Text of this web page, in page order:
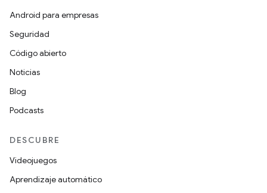
Android para empresas
Seguridad
Código abierto
Noticias
Blog
Podcasts
DESCUBRE
Videojuegos
Aprendizaje automático